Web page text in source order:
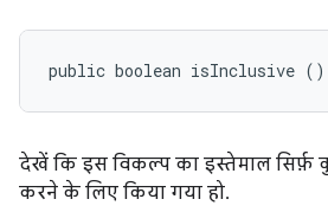
public boolean isInclusive ()
देखें कि इस विकल्प का इस्तेमाल सिर्फ़
करने के लिए किया गया हो.